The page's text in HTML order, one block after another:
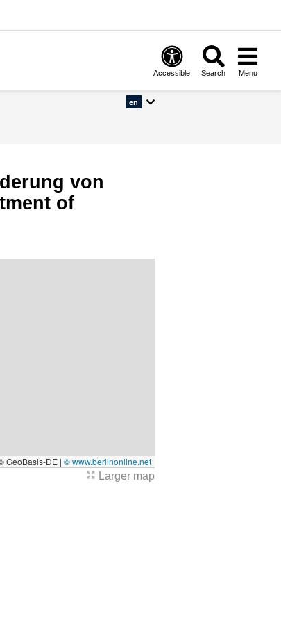
Accessible Search Menu
en
von
of
GeoBasis-DE | © www.berlinonline.net
Larger map